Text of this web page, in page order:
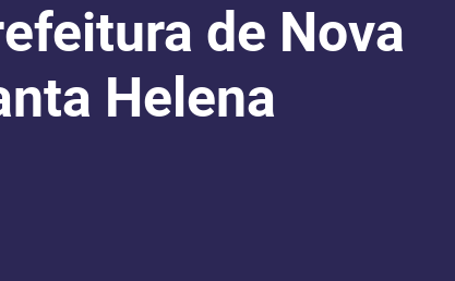
de Nova
Helena